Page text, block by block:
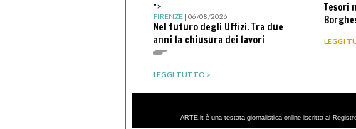
">
FIRENZE| 06/08/2026
Nel futuro degli Uffizi. Tra due
anni la chiusura dei lavori
LEGGI TUTTO >
Tesori
LEGGI
ARTE.it è una testata giornalistica online iscritta al